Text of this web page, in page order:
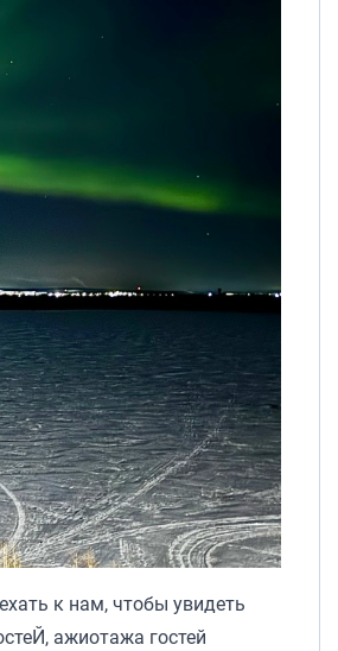
к нам, чтобы увидеть
ажиотажа гостей